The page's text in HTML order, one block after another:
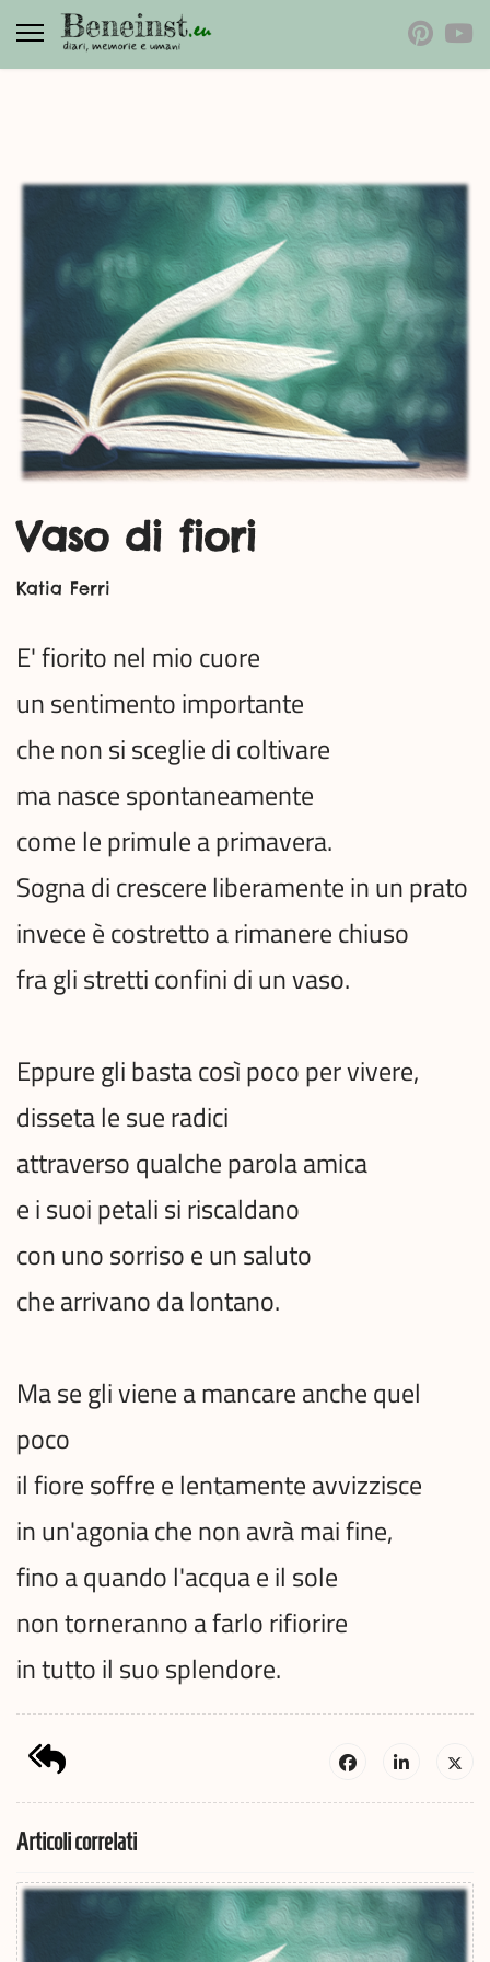
Vaso di fiori
Katia Ferri
E' fiorito nel mio cuore
un sentimento importante
che non si sceglie di coltivare
ma nasce spontaneamente
come le primule a primavera.
Sogna di crescere liberamente in un prato
invece è costretto a rimanere chiuso
fra gli stretti confini di un vaso.
Eppure gli basta così poco per vivere,
disseta le sue radici
attraverso qualche parola amica
e i suoi petali si riscaldano
con uno sorriso e un saluto
che arrivano da lontano.
Ma se gli viene a mancare anche quel
poco
il fiore soffre e lentamente avvizzisce
in un'agonia che non avrà mai fine,
fino a quando l'acqua e il sole
non torneranno a farlo rifiorire
in tutto il suo splendore.
Articoli correlati